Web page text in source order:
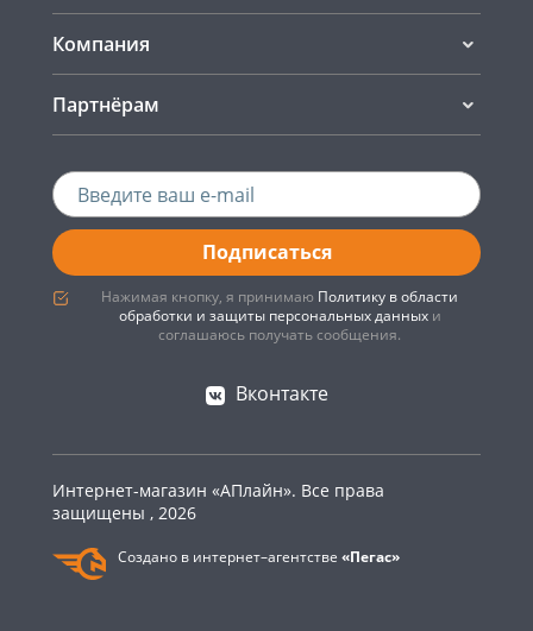
Компания
Партнёрам
Подписаться
Нажимая кнопку, я принимаю Политику в области
обработки и защиты персональных данныхи
соглашаюсь получать сообщения.
Вконтакте
Интернет-магазин «АПлайн». Все права
защищены , 2026
Создано в интернет–агентстве «Пегас»